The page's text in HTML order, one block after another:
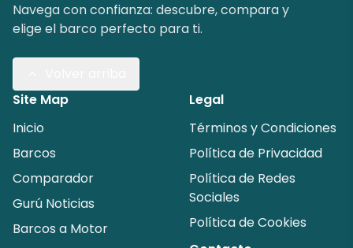
Navega con confianza: descubre, compara y
elige el barco perfecto para ti.
Site Map
Inicio
Barcos
Comparador
Gurú Noticias
Barcos a Motor
Legal
Términos y Condiciones
Política de Privacidad
Política de Redes
Sociales
Política de Cookies